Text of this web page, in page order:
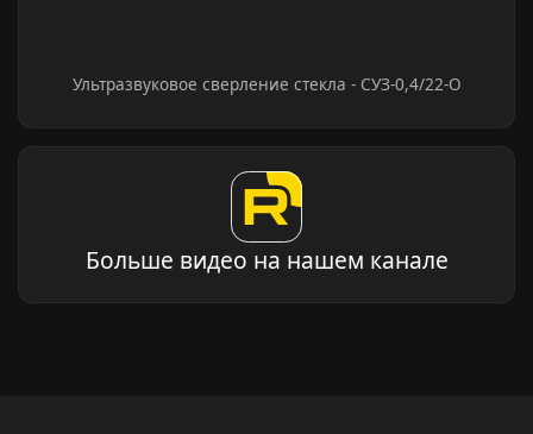
Ультразвуковое сверление стекла - СУЗ-0,4/22-О
Больше видео на нашем канале